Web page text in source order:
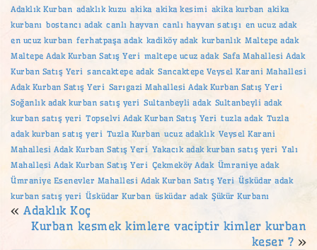
Adaklık Kurban adaklık kuzu akika akika kesimi akika kurban akika
kurbanı bostancı adak canlı hayvan canlı hayvan satışı en ucuz adak
en ucuz kurban ferhatpaşa adak kadiköy adak kurbanlık Maltepe adak
Maltepe Adak Kurban Satış Yeri maltepe ucuz adak Safa Mahallesi Adak
Kurban Satış Yeri sancaktepe adak Sancaktepe Veysel Karani Mahallesi
Adak Kurban Satış Yeri Sarıgazi Mahallesi Adak Kurban Satış Yeri
Soğanlık adak kurban satış yeri Sultanbeyli adak Sultanbeyli adak
kurban satış yeri Topselvi Adak Kurban Satış Yeri tuzla adak Tuzla
adak kurban satış yeri Tuzla Kurban ucuz adaklık Veysel Karani
Mahallesi Adak Kurban Satış Yeri Yakacık adak kurban satış yeri Yalı
Mahallesi Adak Kurban Satış Yeri Çekmeköy Adak Ümraniye adak
Ümraniye Esenevler Mahallesi Adak Kurban Satış Yeri Üsküdar adak
kurban satış yeri Üsküdar Kurban üsküdar adak Şükür Kurbanı
« Adaklık Koç
Kurban kesmek kimlere vaciptir kimler kurban
keser ? »